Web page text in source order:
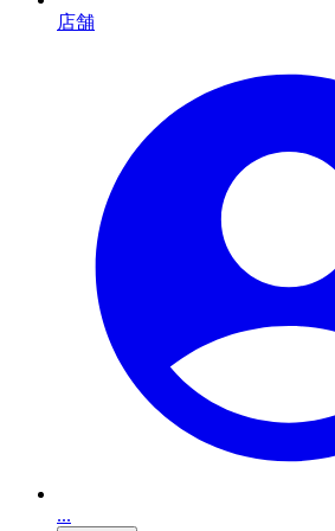
店舗
...